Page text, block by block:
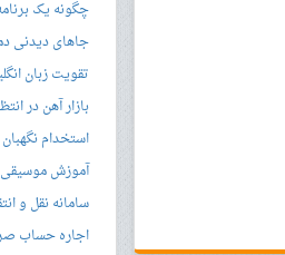
چگونه یک
جاهای دیدنی
تقویت زبان
بازار آهن در
استخدام
آموزش موسیقی
سامانه نقل و
اجاره حساب